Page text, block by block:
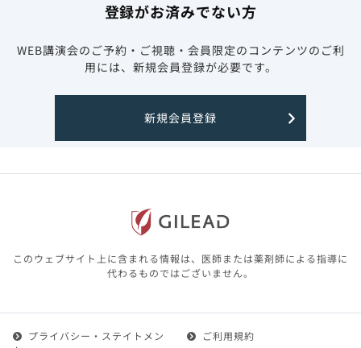
登録がお済みでない方
WEB講演会のご予約・ご視聴・会員限定のコンテンツのご利
用には、新規会員登録が必要です。
新規会員登録
このウェブサイト上に含まれる情報は、医師または薬剤師による指導に
代わるものではございません。
プライバシー・ステイトメン
ご利用規約